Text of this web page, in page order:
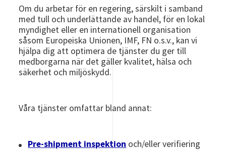
Om du arbetar för en regering, särskilt i samband
med tull och underlättande av handel, för en lokal
myndighet eller en internationell organisation
såsom Europeiska Unionen, IMF, FN o.s.v., kan vi
hjälpa dig att optimera de tjänster du ger till
medborgarna när det gäller kvalitet, hälsa och
säkerhet och miljöskydd.
Våra tjänster omfattar bland annat:
Pre-shipment inspektion och/eller verifiering